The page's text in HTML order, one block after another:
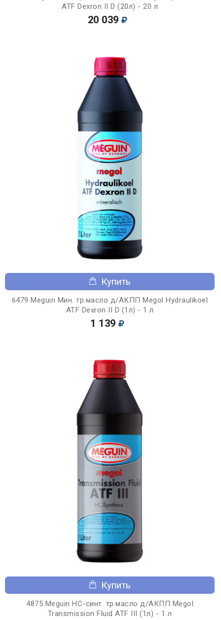
ATF Dexron II D (20л) - 20 л
20 039
Купить
6479 Meguin Мин. тр.масло д/АКПП Megol Hydraulikoel
ATF Dexron II D (1л) - 1 л
1 139
Купить
4875 Meguin НС-синт. тр.масло д/АКПП Megol
Transmission Fluid ATF III (1л) - 1 л